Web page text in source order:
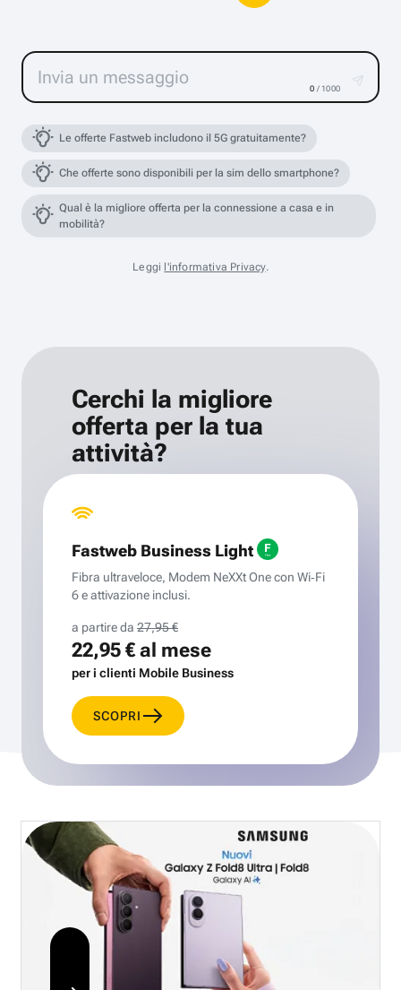
0 / 1000
Le offerte Fastweb includono il 5G gratuitamente?
Che offerte sono disponibili per la sim dello smartphone?
Qual è la migliore offerta per la connessione a casa e in
mobilità?
Leggi l'informativa Privacy.
Cerchi la migliore
offerta per la tua
attività?
Fastweb Business Light
Fibra ultraveloce, Modem NeXXt One con Wi‑Fi
6 e attivazione inclusi.
a partire da 27,95 €
22,95 €al mese
per i clienti Mobile Business
SCOPRI